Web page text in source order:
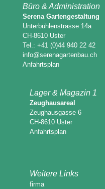
Büro & Administration
Serena Gartengestaltung
Unterbühlenstrasse 14a
CH-8610 Uster
Tel.: +41 (0)44 940 22 42
info@serenagartenbau.ch
Anfahrtsplan
Lager & Magazin 1
Zeughausareal
Zeughausgasse 6
CH-8610 Uster
Anfahrtsplan
Weitere Links
firma